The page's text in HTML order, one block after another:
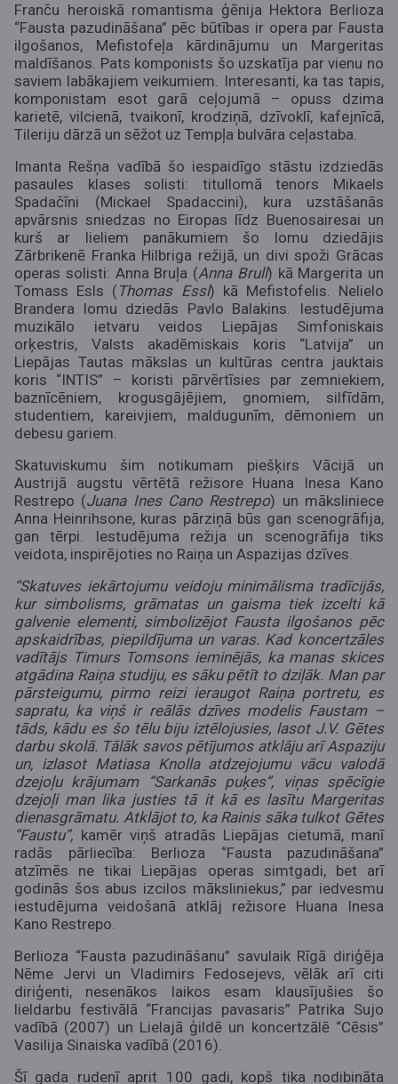
Franču heroiskā romantisma ģēnija Hektora Berlioza
“Fausta pazudināšana” pēc būtības ir opera par Fausta
ilgošanos, Mefistofeļa kārdinājumu un Margeritas
maldīšanos. Pats komponists šo uzskatīja par vienu no
saviem labākajiem veikumiem. Interesanti, ka tas tapis,
komponistam esot garā ceļojumā – opuss dzima
karietē, vilcienā, tvaikonī, krodziņā, dzīvoklī, kafejnīcā,
Tileriju dārzā un sēžot uz Tempļa bulvāra ceļastaba.
Imanta Rešņa vadībā šo iespaidīgo stāstu izdziedās
pasaules klases solisti: titullomā tenors Mikaels
Spadačīni (Mickael Spadaccini), kura uzstāšanās
apvārsnis sniedzas no Eiropas līdz Buenosairesai un
kurš ar lieliem panākumiem šo lomu dziedājis
Zārbrikenē Franka Hilbriga režijā, un divi spoži Grācas
operas solisti: Anna Bruļa (Anna Brull) kā Margerita un
Tomass Esls ( Thomas Essl) kā Mefistofelis. Nelielo
Brandera lomu dziedās Pavlo Balakins. Iestudējuma
muzikālo ietvaru veidos Liepājas Simfoniskais
orķestris, Valsts akadēmiskais koris “Latvija” un
Liepājas Tautas mākslas un kultūras centra jauktais
koris “INTIS” – koristi pārvērtīsies par zemniekiem,
baznīcēniem, krogusgājējiem, gnomiem, silfīdām,
studentiem, kareivjiem, maldugunīm, dēmoniem un
debesu gariem.
Skatuviskumu šim notikumam piešķirs Vācijā un
Austrijā augstu vērtētā režisore Huana Inesa Kano
Restrepo (Juana Ines Cano Restrepo) un māksliniece
Anna Heinrihsone, kuras pārziņā būs gan scenogrāfija,
gan tērpi. Iestudējuma režija un scenogrāfija tiks
veidota, inspirējoties no Raiņa un Aspazijas dzīves.
“Skatuves iekārtojumu veidoju minimālisma tradīcijās,
kur simbolisms, grāmatas un gaisma tiek izcelti kā
galvenie elementi, simbolizējot Fausta ilgošanos pēc
apskaidrības, piepildījuma un varas. Kad koncertzāles
vadītājs Timurs Tomsons ieminējās, ka manas skices
atgādina Raiņa studiju, es sāku pētīt to dziļāk. Man par
pārsteigumu, pirmo reizi ieraugot Raiņa portretu, es
sapratu, ka viņš ir reālās dzīves modelis Faustam –
tāds, kādu es šo tēlu biju iztēlojusies, lasot J.V. Gētes
darbu skolā. Tālāk savos pētījumos atklāju arī Aspaziju
un, izlasot Matiasa Knolla atdzejojumu vācu valodā
dzejoļu krājumam “Sarkanās puķes”, viņas spēcīgie
dzejoļi man lika justies tā it kā es lasītu Margeritas
dienasgrāmatu. Atklājot to, ka Rainis sāka tulkot Gētes
“Faustu”, kamēr viņš atradās Liepājas cietumā, manī
radās pārliecība: Berlioza “Fausta pazudināšana”
atzīmēs ne tikai Liepājas operas simtgadi, bet arī
godinās šos abus izcilos māksliniekus,” par iedvesmu
iestudējuma veidošanā atklāj režisore Huana Inesa
Kano Restrepo.
Berlioza “Fausta pazudināšanu” savulaik Rīgā diriģēja
Nēme Jervi un Vladimirs Fedosejevs, vēlāk arī citi
diriģenti, nesenākos laikos esam klausījušies šo
lieldarbu festivālā “Francijas pavasaris” Patrika Sujo
vadībā (2007) un Lielajā ģildē un koncertzālē “Cēsis”
Vasilija Sinaiska vadībā (2016).
Šī gada rudenī aprit 100 gadi, kopš tika nodibināta